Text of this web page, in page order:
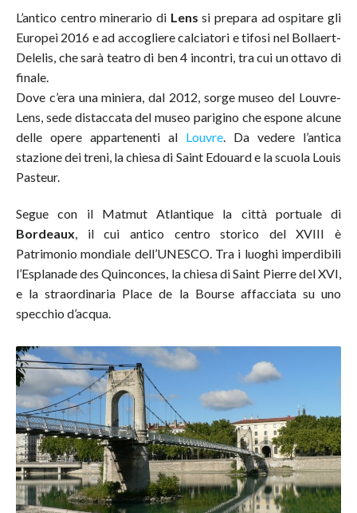
L’antico centro minerario di Lens si prepara ad ospitare gli
Europei 2016 e ad accogliere calciatori e tifosi nel Bollaert-
Delelis, che sarà teatro di ben 4 incontri, tra cui un ottavo di
finale.
Dove c’era una miniera, dal 2012, sorge museo del Louvre-
Lens, sede distaccata del museo parigino che espone alcune
delle opere appartenenti al Louvre. Da vedere l’antica
stazione dei treni, la chiesa di Saint Edouard e la scuola Louis
Pasteur.
Segue con il Matmut Atlantique la città portuale di
Bordeaux , il cui antico centro storico del XVIII è
Patrimonio mondiale dell’UNESCO. Tra i luoghi imperdibili
l’Esplanade des Quinconces, la chiesa di Saint Pierre del XVI,
e la straordinaria Place de la Bourse affacciata su uno
specchio d’acqua.